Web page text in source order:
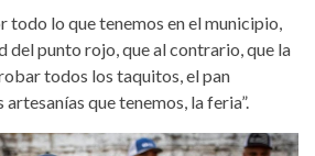
todo lo que tenemos en el municipio,
del punto rojo, que al contrario, que la
todos los taquitos, el pan
que tenemos, la feria”.